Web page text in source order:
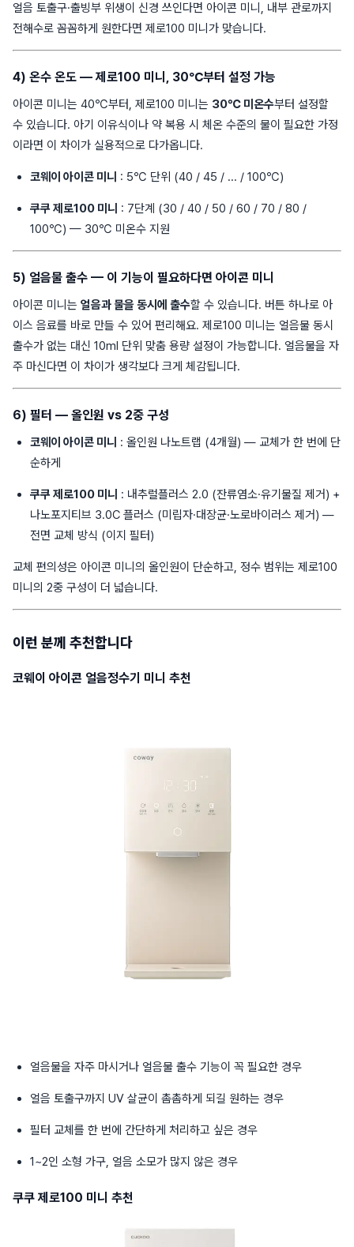
얼음 토출구·출빙부 위생이 신경 쓰인다면 아이콘 미니, 내부 관로까지
전해수로 꼼꼼하게 원한다면 제로100 미니가 맞습니다.
4) 온수 온도 — 제로100 미니, 30℃부터 설정 가능
아이콘 미니는 40℃부터, 제로100 미니는 30℃ 미온수부터 설정할
수 있습니다. 아기 이유식이나 약 복용 시 체온 수준의 물이 필요한 가정
이라면 이 차이가 실용적으로 다가옵니다.
코웨이 아이콘 미니 : 5℃ 단위 (40 / 45 / ... / 100℃)
쿠쿠 제로100 미니 : 7단계 (30 / 40 / 50 / 60 / 70 / 80 /
100℃) — 30℃ 미온수 지원
5) 얼음물 출수 — 이 기능이 필요하다면 아이콘 미니
아이콘 미니는 얼음과 물을 동시에 출수할 수 있습니다. 버튼 하나로 아
이스 음료를 바로 만들 수 있어 편리해요. 제로100 미니는 얼음물 동시
출수가 없는 대신 10ml 단위 맞춤 용량 설정이 가능합니다. 얼음물을 자
주 마신다면 이 차이가 생각보다 크게 체감됩니다.
6) 필터 — 올인원 vs 2중 구성
코웨이 아이콘 미니 : 올인원 나노트랩 (4개월) — 교체가 한 번에 단
순하게
쿠쿠 제로100 미니 : 내추럴플러스 2.0 (잔류염소·유기물질 제거) +
나노포지티브 3.0C 플러스 (미립자·대장균·노로바이러스 제거) —
전면 교체 방식 (이지 필터)
교체 편의성은 아이콘 미니의 올인원이 단순하고, 정수 범위는 제로100
미니의 2중 구성이 더 넓습니다.
이런 분께 추천합니다
코웨이 아이콘 얼음정수기 미니 추천
얼음물을 자주 마시거나 얼음물 출수 기능이 꼭 필요한 경우
얼음 토출구까지 UV 살균이 촘촘하게 되길 원하는 경우
필터 교체를 한 번에 간단하게 처리하고 싶은 경우
1~2인 소형 가구, 얼음 소모가 많지 않은 경우
쿠쿠 제로100 미니 추천